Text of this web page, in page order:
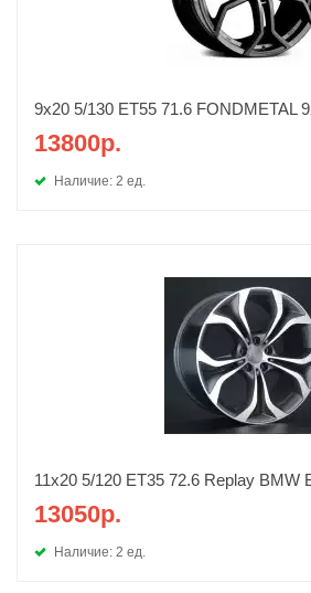
9x20 5/130 ET55 71.6 FONDMETAL
13800р.
Наличие: 2 ед.
11x20 5/120 ET35 72.6 Replay BMW
13050р.
Наличие: 2 ед.